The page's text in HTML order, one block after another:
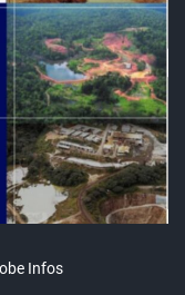
Infos